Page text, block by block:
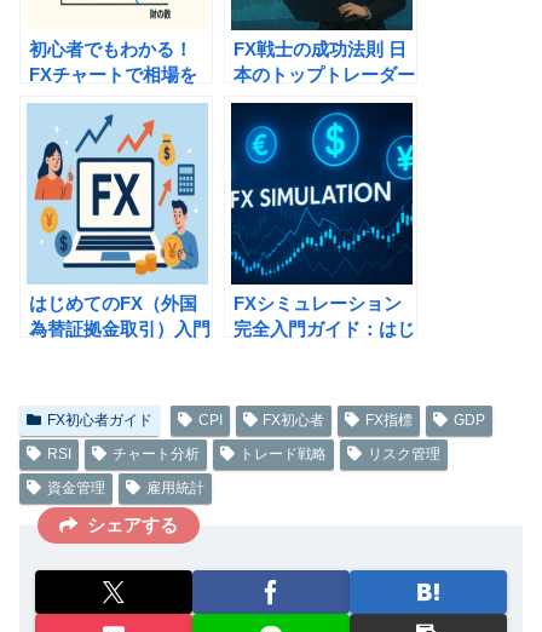
初心者でもわかる！
FXチャートで相場を
読む方法
FX戦士の成功法則 日
本のトップトレーダー
に学ぶ実践戦略とリス
ク管理
はじめてのFX（外国
為替証拠金取引）入門
FXシミュレーション
完全入門ガイド：はじ
FX初心者ガイド CPI FX初心者 FX指標
GDP
RSI
チャート分析 トレード戦略
リスク管理
資金管理
雇用統計
シェアする